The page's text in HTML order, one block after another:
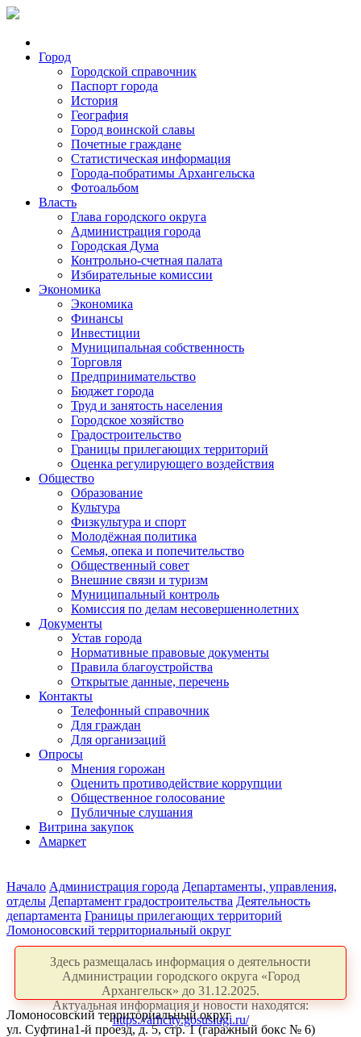
Город
Городской справочник
Паспорт города
История
География
Город воинской славы
Почетные граждане
Статистическая информация
Города-побратимы Архангельска
Фотоальбом
Власть
Глава городского округа
Администрация города
Городская Дума
Контрольно-счетная палата
Избирательные комиссии
Экономика
Экономика
Финансы
Инвестиции
Муниципальная собственность
Торговля
Предпринимательство
Бюджет города
Труд и занятость населения
Городское хозяйство
Градостроительство
Границы прилегающих территорий
Оценка регулирующего воздействия
Общество
Образование
Культура
Физкультура и спорт
Молодёжная политика
Семья, опека и попечительство
Общественный совет
Внешние связи и туризм
Муниципальный контроль
Комиссия по делам несовершеннолетних
Документы
Устав города
Нормативные правовые документы
Правила благоустройства
Открытые данные, перечень
Контакты
Телефонный справочник
Для граждан
Для организаций
Опросы
Мнения горожан
Оценить противодействие коррупции
Общественное голосование
Публичные слушания
Витрина закупок
Амаркет
Начало Администрация города Департаменты, управления,
отделы Департамент градостроительства Деятельность
департамента Границы прилегающих территорий
Ломоносовский территориальный округ
Здесь размещалась информация о деятельности
Администрации городского округа «Город
Архангельск» до 31.12.2025.
Актуальная информация и новости находятся:
https://arhcity.gosuslugi.ru/
Ломоносовский территориальный округ
ул. Суфтина1-й проезд, д. 5, стр. 1 (гаражный бокс № 6)